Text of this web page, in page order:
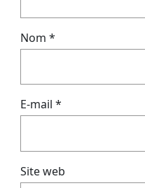
Nom *
E-mail *
Site web